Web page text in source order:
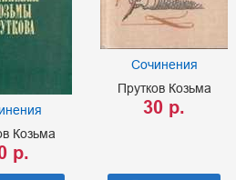
Козьма
р.
Сочинения
Прутков Козьма
30 р.